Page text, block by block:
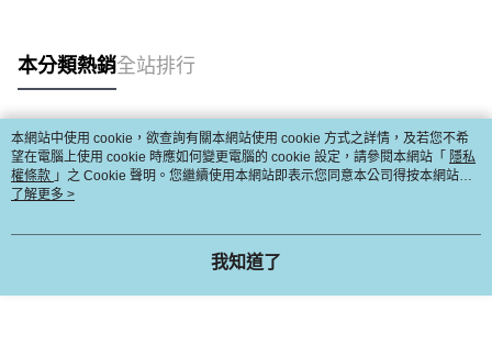
本分類熱銷全站排行
熱門標籤
本網站中使用 cookie，欲查詢有關本網站使用 cookie 方式之詳情，及若您不希
望在電腦上使用 cookie 時應如何變更電腦的 cookie 設定，請參閱本網站「 隱私
權條款 」之 Cookie 聲明。您繼續使用本網站即表示您同意本公司得按本網站使
用條款之 Cookie 聲明使用 cookie。
了解更多 >
我知道了